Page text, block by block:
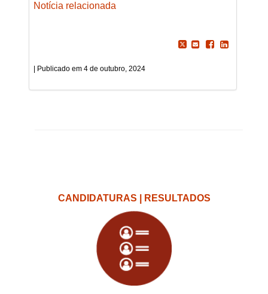
Notícia relacionada
4 de outubro, 2024
CANDIDATURAS | RESULTADOS